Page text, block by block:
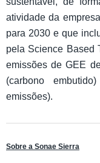
atividade da
para 2030 e que
pela Science Based
emissões de GEE
(carbono
emissões).
Sobre a Sonae Sierra